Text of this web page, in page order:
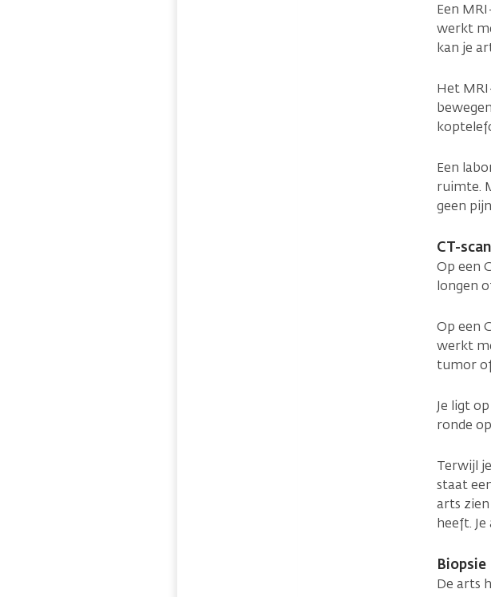
Een
werkt
kan je
Het
Een
ruimte.
geen
CT-scan
Op een
longen
Op een
werkt
tumor
Je ligt
ronde
Terwijl
staat
arts
heeft.
Biopsie
De arts